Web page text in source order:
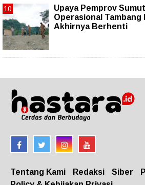
Upaya Pemprov
Operasional Tambang
Akhirnya Berhenti
Tentang Kami Redaksi Siber